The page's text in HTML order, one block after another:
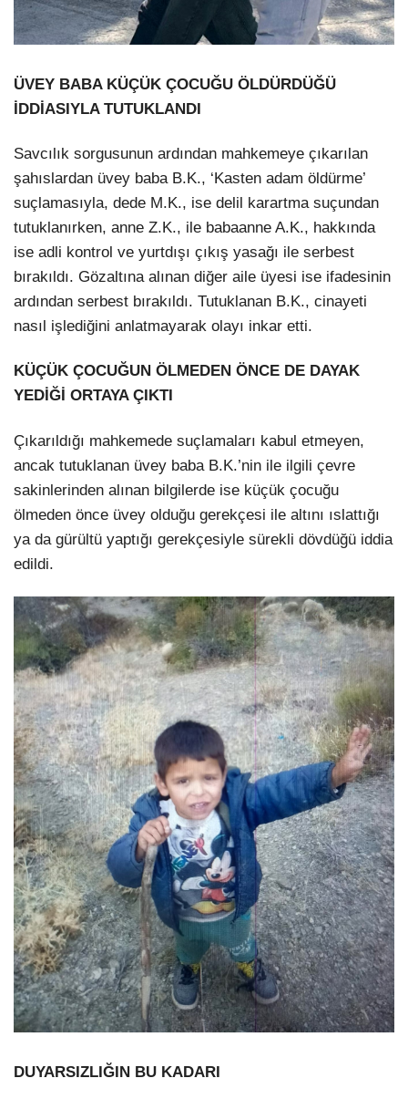
ÜVEY BABA KÜÇÜK ÇOCUĞU ÖLDÜRDÜĞÜ
İDDİASIYLA TUTUKLANDI
Savcılık sorgusunun ardından mahkemeye çıkarılan
şahıslardan üvey baba B.K., ‘Kasten adam öldürme’
suçlamasıyla, dede M.K., ise delil karartma suçundan
tutuklanırken, anne Z.K., ile babaanne A.K., hakkında
ise adli kontrol ve yurtdışı çıkış yasağı ile serbest
bırakıldı. Gözaltına alınan diğer aile üyesi ise ifadesinin
ardından serbest bırakıldı. Tutuklanan B.K., cinayeti
nasıl işlediğini anlatmayarak olayı inkar etti.
KÜÇÜK ÇOCUĞUN ÖLMEDEN ÖNCE DE DAYAK
YEDİĞİ ORTAYA ÇIKTI
Çıkarıldığı mahkemede suçlamaları kabul etmeyen,
ancak tutuklanan üvey baba B.K.’nin ile ilgili çevre
sakinlerinden alınan bilgilerde ise küçük çocuğu
ölmeden önce üvey olduğu gerekçesi ile altını ıslattığı
ya da gürültü yaptığı gerekçesiyle sürekli dövdüğü iddia
edildi.
DUYARSIZLIĞIN BU KADARI